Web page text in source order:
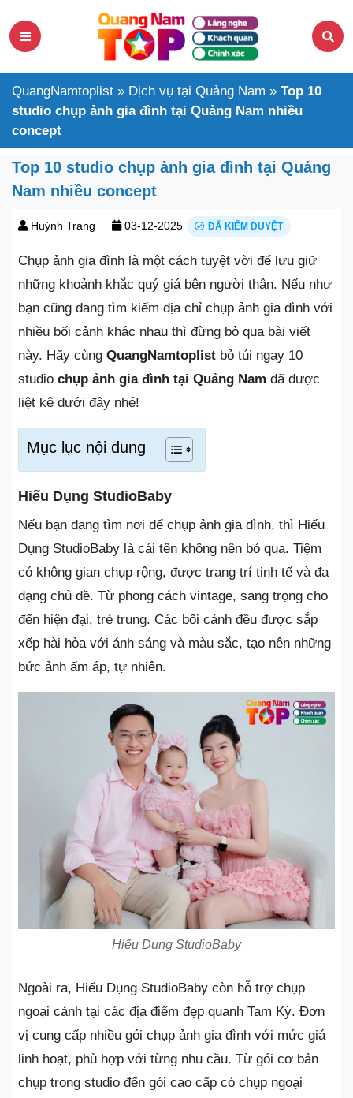
QuangNamtoplist » Dịch vụ tại Quảng Nam » Top 10
studio chụp ảnh gia đình tại Quảng Nam nhiều
concept
Top 10 studio chụp ảnh gia đình tại Quảng
Nam nhiều concept
Huỳnh Trang 03-12-2025 ĐÃ KIỂM DUYỆT
Chụp ảnh gia đình là một cách tuyệt vời để lưu giữ
những khoảnh khắc quý giá bên người thân. Nếu như
bạn cũng đang tìm kiếm địa chỉ chụp ảnh gia đình với
nhiều bối cảnh khác nhau thì đừng bỏ qua bài viết
này. Hãy cùng QuangNamtoplist bỏ túi ngay 10
studio chụp ảnh gia đình tại Quảng Nam đã được
liệt kê dưới đây nhé!
Mục lục nội dung
Hiếu Dụng StudioBaby
Nếu bạn đang tìm nơi để chụp ảnh gia đình, thì Hiếu
Dụng StudioBaby là cái tên không nên bỏ qua. Tiệm
có không gian chụp rộng, được trang trí tinh tế và đa
dạng chủ đề. Từ phong cách vintage, sang trọng cho
đến hiện đại, trẻ trung. Các bối cảnh đều được sắp
xếp hài hòa với ánh sáng và màu sắc, tạo nên những
bức ảnh ấm áp, tự nhiên.
Hiếu Dụng StudioBaby
Ngoài ra, Hiếu Dụng StudioBaby còn hỗ trợ chụp
ngoại cảnh tại các địa điểm đẹp quanh Tam Kỳ. Đơn
vị cung cấp nhiều gói chụp ảnh gia đình với mức giá
linh hoạt, phù hợp với từng nhu cầu. Từ gói cơ bản
chụp trong studio đến gói cao cấp có chụp ngoại